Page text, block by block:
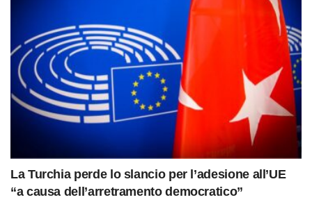
La Turchia perde lo slancio per l’adesione all’UE
“a causa dell’arretramento democratico”